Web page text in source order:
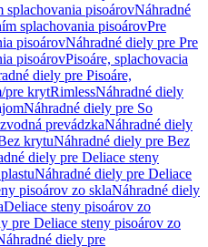
splachovania pisoárovNáhradné
splachovania pisoárovPre
pisoárovNáhradné diely pre Pre
pisoárovPisoáre, splachovacia
diely pre Pisoáre,
pre krytRimlessNáhradné diely
Náhradné diely pre So
prevádzkaNáhradné diely
krytuNáhradné diely pre Bez
diely pre Deliace steny
Náhradné diely pre Deliace
pisoárov zo sklaNáhradné diely
Deliace steny pisoárov zo
pre Deliace steny pisoárov zo
diely pre